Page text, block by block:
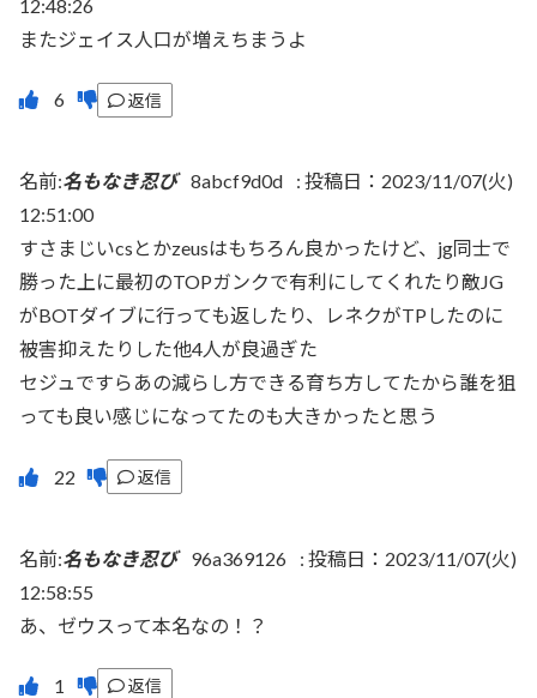
12:48:26
またジェイス人口が増えちまうよ
返信
名前:名もなき忍び 8abcf9d0d : 投稿日：2023/11/07(火)
12:51:00
すさまじいcsとかzeusはもちろん良かったけど、jg同士で
勝った上に最初のTOPガンクで有利にしてくれたり敵JG
がBOTダイブに行っても返したり、レネクがTPしたのに
被害抑えたりした他4人が良過ぎた
セジュですらあの減らし方できる育ち方してたから誰を狙
っても良い感じになってたのも大きかったと思う
返信
名前:名もなき忍び 96a369126 : 投稿日：2023/11/07(火)
12:58:55
あ、ゼウスって本名なの！？
返信